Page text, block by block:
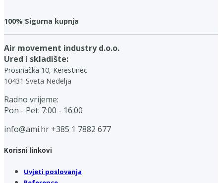
100% Sigurna kupnja
Air movement industry d.o.o.
Ured i skladište:
Prosinačka 10, Kerestinec
10431 Sveta Nedelja
Radno vrijeme:
Pon - Pet: 7:00 - 16:00
info@ami.hr +385 1 7882 677
Korisni linkovi
Uvjeti poslovanja